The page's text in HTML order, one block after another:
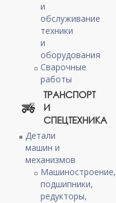
и
обслуживание
техники
и
оборудования
Сварочные
работы
ТРАНСПОРТ
И
СПЕЦТЕХНИКА
Детали
машин и
механизмов
Машиностроение,
подшипники,
редукторы,